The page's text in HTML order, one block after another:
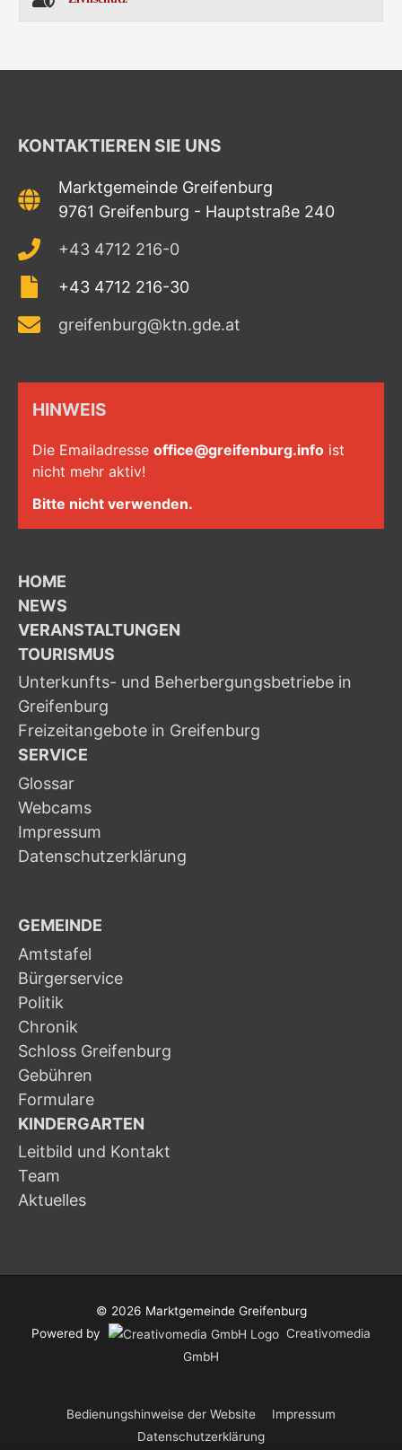
KONTAKTIEREN SIE UNS
Marktgemeinde Greifenburg
9761 Greifenburg - Hauptstraße 240
+43 4712 216-0
+43 4712 216-30
greifenburg@ktn.gde.at
HINWEIS
Die Emailadresse office@greifenburg.info ist
nicht mehr aktiv!
Bitte nicht verwenden.
HOME
NEWS
VERANSTALTUNGEN
TOURISMUS
Unterkunfts- und Beherbergungsbetriebe in
Greifenburg
Freizeitangebote in Greifenburg
SERVICE
Glossar
Webcams
Impressum
Datenschutzerklärung
GEMEINDE
Amtstafel
Bürgerservice
Politik
Chronik
Schloss Greifenburg
Gebühren
Formulare
KINDERGARTEN
Leitbild und Kontakt
Team
Aktuelles
© 2026 Marktgemeinde Greifenburg
Powered by
Creativomedia
GmbH
Bedienungshinweise der Website
Impressum
Datenschutzerklärung